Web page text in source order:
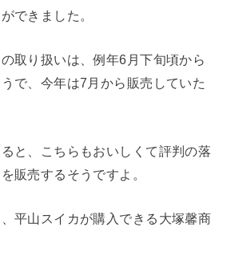
できました。
取り扱いは、例年6月下旬頃から
で、今年は7月から販売していた
と、こちらもおいしくて評判の落
販売するそうですよ。
平山スイカが購入できる大塚馨商